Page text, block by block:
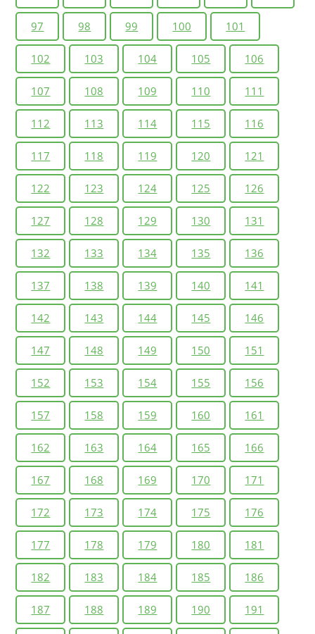
97 98 99 100 101
102 103 104 105 106
107 108 109 110 111
112 113 114 115 116
117 118 119 120 121
122 123 124 125 126
127 128 129 130 131
132 133 134 135 136
137 138 139 140 141
142 143 144 145 146
147 148 149 150 151
152 153 154 155 156
157 158 159 160 161
162 163 164 165 166
167 168 169 170 171
172 173 174 175 176
177 178 179 180 181
182 183 184 185 186
187 188 189 190 191